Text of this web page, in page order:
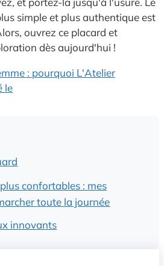
simple et plus authentique est
ouvrez ce placard et
dès aujourd'hui !
: pourquoi L'Atelier
le
confortables : mes
toute la journée
innovants